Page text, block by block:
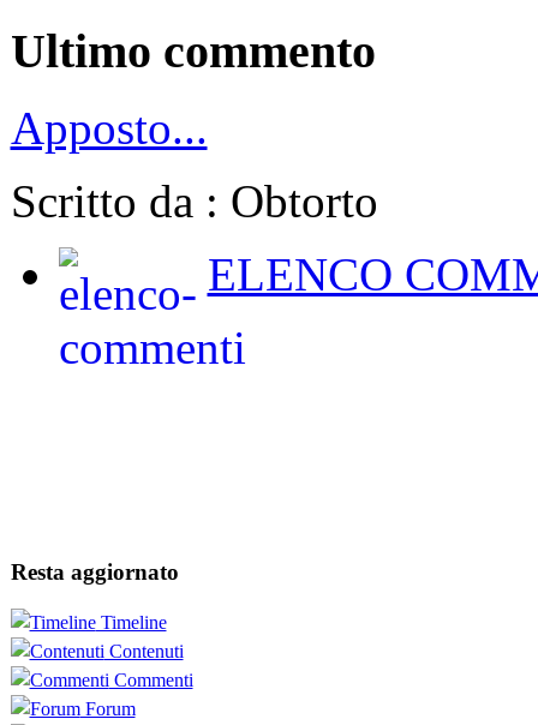
Ultimo commento
Apposto...
Scritto da : Obtorto
ELENCO
Resta aggiornato
Timeline
Contenuti
Commenti
Forum